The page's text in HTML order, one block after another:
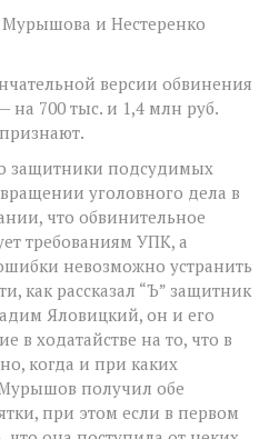
и Нестеренко
версии обвинения
на 700 тыс. и 1,4 млн руб.
защитники подсудимых
уголовного дела в
что обвинительное
требованиям УПК, а
невозможно устранить
как рассказал “Ъ” защитник
Яловицкий, он и его
в ходатайстве на то, что в
когда и при каких
получил обе
при этом если в первом